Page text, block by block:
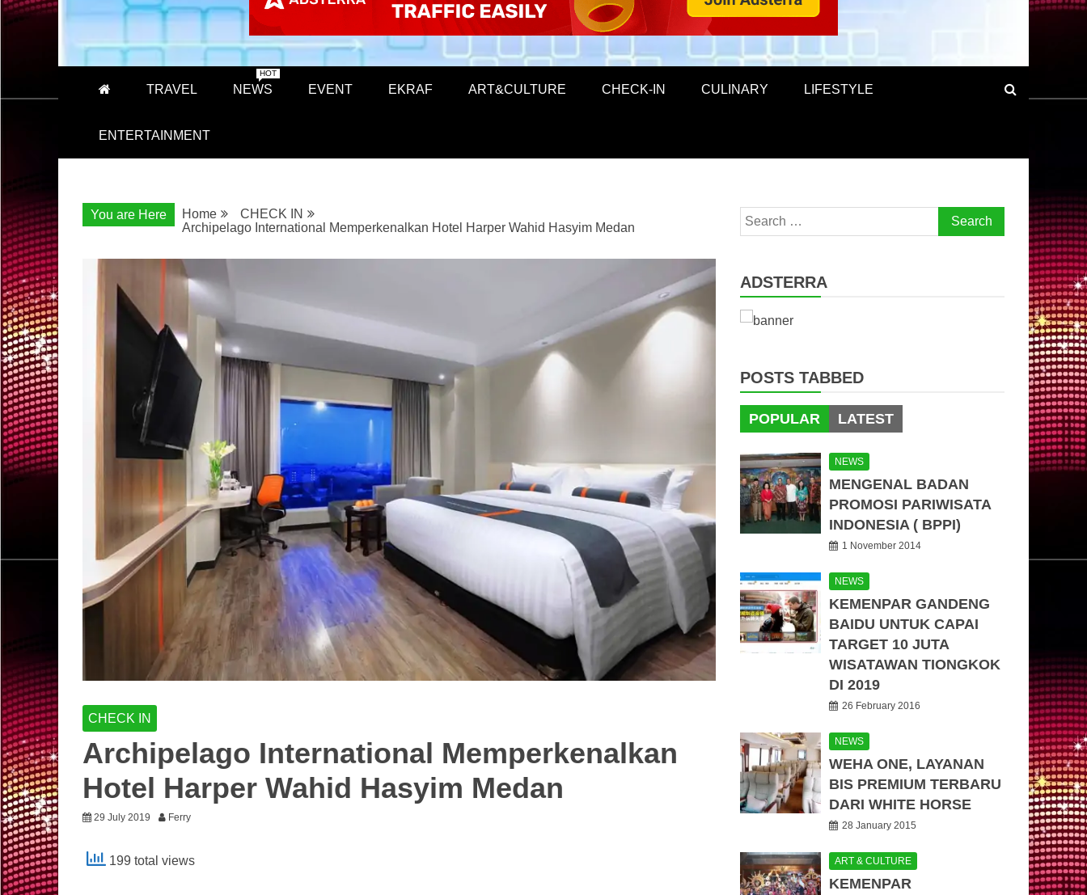
TRAVEL NEWS
HOT
EVENT EKRAF ART&CULTURE CHECK-IN CULINARY LIFESTYLE
ENTERTAINMENT
You are Here Home
CHECK IN
Archipelago International Memperkenalkan Hotel Harper Wahid Hasyim Medan
CHECK IN
Archipelago International Memperkenalkan
Hotel Harper Wahid Hasyim Medan
29 July 2019 Ferry
199 total views
Search
for:
ADSTERRA
POSTS TABBED
POPULAR LATEST
NEWS
MENGENAL BADAN
PROMOSI PARIWISATA
INDONESIA ( BPPI)
1 November 2014
NEWS
KEMENPAR GANDENG
BAIDU UNTUK CAPAI
TARGET 10 JUTA
WISATAWAN TIONGKOK
DI 2019
26 February 2016
NEWS
WEHA ONE, LAYANAN
BIS PREMIUM TERBARU
DARI WHITE HORSE
28 January 2015
ART & CULTURE
KEMENPAR